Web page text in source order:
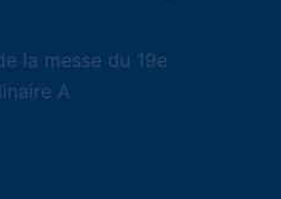
la messe du 19e
A